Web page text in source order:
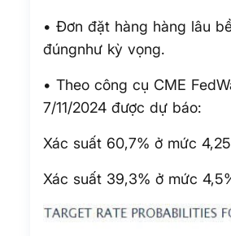
• Đơn đặt hàng hàng lâu
đúngnhư kỳ vọng.
• Theo công cụ CME
7/11/2024 được dự báo:
Xác suất 60,7% ở mức
Xác suất 39,3% ở mức